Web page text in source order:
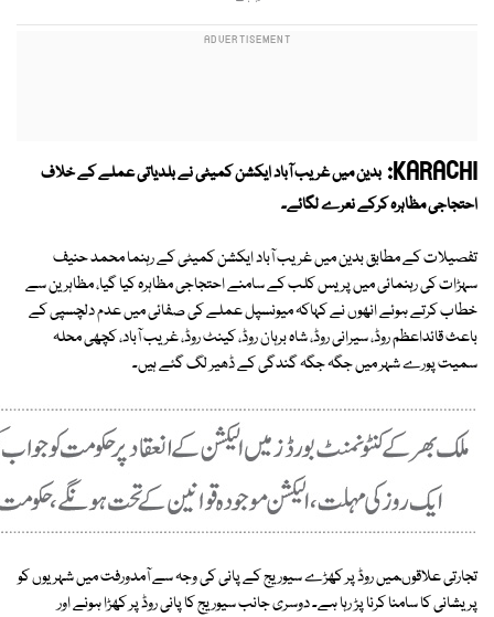
KARACHI: بدین میں غریب آباد ایکشن کمیٹی نے بلدیاتی عملے کے خلاف
احتجاجی مظاہرہ کرکے نعرے لگائے۔
تفصیلات کے مطابق بدین میں غریب آباد ایکشن کمیٹی کے رہنما محمد حنیف
سہڑات کی رہنمائی میں پریس کلب کے سامنے احتجاجی مظاہرہ کیا گیا، مظاہرین سے
خطاب کرتے ہوئے انھوں نے کہاکہ میونسپل عملے کی صفائی میں عدم دلچسپی کے
باعث قائداعظم روڈ، سیرانی روڈ، شاہ برہان روڈ، کینٹ روڈ، غریب آباد، کچھی محلہ
سمیت پورے شہر میں جگہ جگہ گندگی کے ڈھیر لگ گئے ہیں۔
تجارتی علاقوںمیں روڈ پر کھڑے سیوریج کے پانی کی وجہ سے آمدورفت میں شہریوں کو
پریشانی کا سامنا کرنا پڑ رہا ہے۔ دوسری جانب سیوریج کا پانی روڈ پر کھڑا ہونے اور